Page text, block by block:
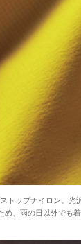
トップナイロン。光
め、雨の日以外でも着